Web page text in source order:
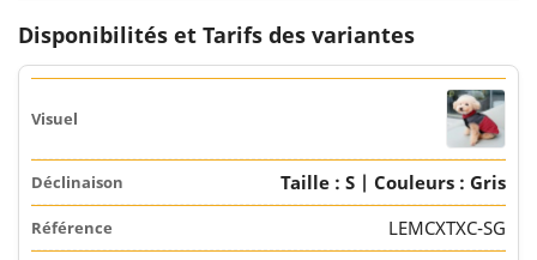
Disponibilités et Tarifs des variantes
Taille : S | Couleurs : Gris
LEMCXTXC-SG